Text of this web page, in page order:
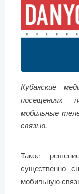
Кубанские
посещениях
мобильные
связью.
Такое
существенно
мобильную